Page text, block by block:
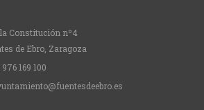
Constitución nº4
de Ebro, Zaragoza
976 169 100